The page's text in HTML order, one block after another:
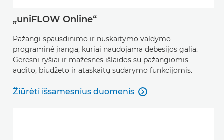
„uniFLOW Online“
Pažangi spausdinimo ir nuskaitymo valdymo
programinė įranga, kuriai naudojama debesijos galia.
Geresni ryšiai ir mažesnės išlaidos su pažangiomis
audito, biudžeto ir ataskaitų sudarymo funkcijomis.
Žiūrėti išsamesnius duomenis
Žiūrėti išsamesnius duomenis
